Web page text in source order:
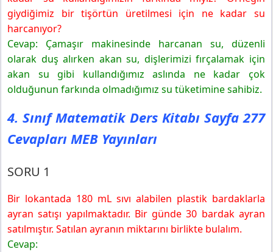
giydiğimiz bir tişörtün üretilmesi için ne kadar su
harcanıyor?
Cevap: Çamaşır makinesinde harcanan su, düzenli
olarak duş alırken akan su, dişlerimizi fırçalamak için
akan su gibi kullandığımız aslında ne kadar çok
olduğunun farkında olmadığımız su tüketimine sahibiz.
4. Sınıf Matematik Ders Kitabı Sayfa 277
Cevapları MEB Yayınları
SORU 1
Bir lokantada 180 mL sıvı alabilen plastik bardaklarla
ayran satışı yapılmaktadır. Bir günde 30 bardak ayran
satılmıştır. Satılan ayranın miktarını birlikte bulalım.
Cevap: